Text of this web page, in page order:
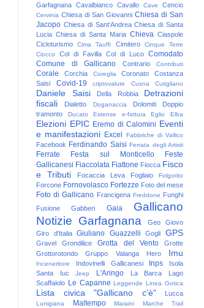
Garfagnana Cavalbianco Cavallo Cave Cencio
Cervinia Chiesa di San Giovanni Chiesa di San
Jacopo Chiesa di Sant'Andrea Chiesa di Santa
Lucia Chiesa di Santa Maria Chieva Ciaspole
Cicloturismo
Cima Tauffi Cimitero
Cinque Terre
Ciocco
Col di Favilla Col di Luco Comodato
Comune di Gallicano
Contrario Contributi
Corale Corchia Coreglia Coronato
Costanza
Saisi
Covid-19 criptovalute Cusna Cutigliano
Daniele Saisi Della Robbia
Detrazioni
fiscali
Dialetto Doganaccia Dolomiti
Doppio
tramonto
Ducato Estense e-fattura Eglio Elba
Elezioni EPIC Eremo di Calomini Eventi
e manifestazioni Excel Fabbriche di Vallico
Facebook Ferdinando Saisi Ferrata degli Artisti
Ferrate Festa sul Monticello
Feste
Gallicanesi Fiaccolata Fiattone Fiocca Fisco
e Tributi
Focaccia Leva Fogliaio Folgorito
Forcone Fornovolasco Fortezze Foto del mese
Foto di Gallicano Francigena Freddone Funghi
Fusione
Gabberi Gaia
Gallicano
Notizie Garfagnana Geo
Giovo
Giro d'Italia
Giuliano Guazzelli Gogli GPS
Gravel Grondilice Grotta del Vento
Grotte
Grottorotondo
Gruppo Valanga Hero Imu
Inceneritore Indovinelli Gallicanesi Inps
Isola
Santa
Iuc Jeep L'Aringo La Barca
Lago
Scaffaiolo Le Capanne Leggende Linea Gotica
Lista civica "Gallicano c'è" Lucca
Lunigiana Maltempo Maraini Marche Trail